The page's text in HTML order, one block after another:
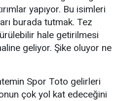
yapıyor. Bu isimleri
burada tutmak. Tez
hale getirilmesi
geliyor. Şike oluyor ne
Spor Toto gelirleri
çok yol kat edeceğini